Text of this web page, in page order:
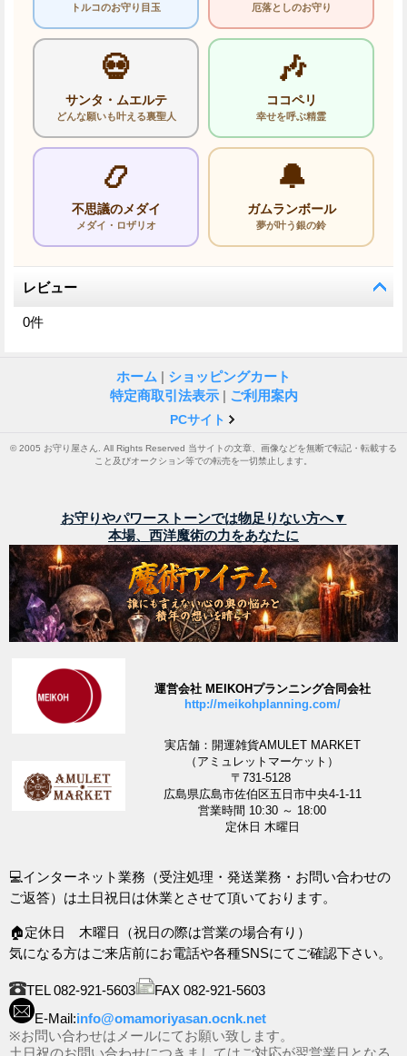
トルコのお守り目玉 厄落としのお守り
💀
サンタ・ムエルテ
どんな願いも叶える裏聖人
🎶
ココペリ
幸せを呼ぶ精霊
📿
不思議のメダイ
メダイ・ロザリオ
🔔
ガムランボール
夢が叶う銀の鈴
レビュー
0件
ホーム | ショッピングカート
特定商取引法表示 | ご利用案内
PCサイト
© 2005 お守り屋さん. All Rights Reserved 当サイトの文章、画像などを無断で転記・転載する
こと及びオークション等での転売を一切禁止します。
お守りやパワーストーンでは物足りない方へ▼
本場、西洋魔術の力をあなたに
運営会社 MEIKOHプランニング合同会社
http://meikohplanning.com/
実店舗：開運雑貨AMULET MARKET
（アミュレットマーケット）
〒731-5128
広島県広島市佐伯区五日市中央4-1-11
営業時間 10:30 ～ 18:00
定休日 木曜日
💻インターネット業務（受注処理・発送業務・お問い合わせの
ご返答）は土日祝日は休業とさせて頂いております。
🏠定休日 木曜日（祝日の際は営業の場合有り）
気になる方はご来店前にお電話や各種SNSにてご確認下さい。
TEL 082-921-5603
FAX 082-921-5603
E-Mail:info@omamoriyasan.ocnk.net
※お問い合わせはメールにてお願い致します。